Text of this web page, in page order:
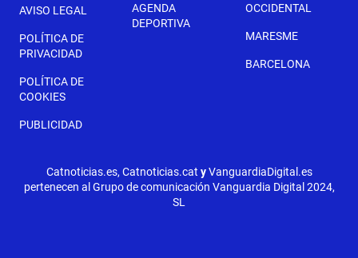
AVISO LEGAL
POLÍTICA DE
PRIVACIDAD
POLÍTICA DE
COOKIES
PUBLICIDAD
AGENDA
DEPORTIVA
OCCIDENTAL
MARESME
BARCELONA
Catnoticias.es, Catnoticias.cat yVanguardiaDigital.es
pertenecen al Grupo de comunicación Vanguardia Digital 2024,
SL